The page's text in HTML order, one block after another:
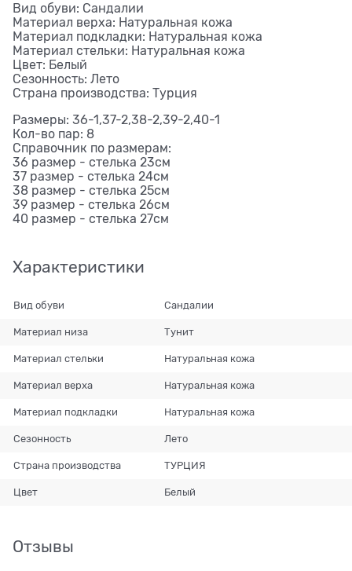
Вид обуви: Сандалии
Материал верха: Натуральная кожа
Материал подкладки: Натуральная кожа
Материал стельки: Натуральная кожа
Цвет: Белый
Сезонность: Лето
Страна производства: Турция
Размеры: 36-1,37-2,38-2,39-2,40-1
Кол-во пар: 8
Справочник по размерам:
36 размер - стелька 23см
37 размер - стелька 24см
38 размер - стелька 25см
39 размер - стелька 26см
40 размер - стелька 27см
Характеристики
Вид обуви Сандалии
Материал низа Тунит
Материал стельки Натуральная кожа
Материал верха Натуральная кожа
Материал подкладки Натуральная кожа
Сезонность Лето
Страна производства ТУРЦИЯ
Цвет Белый
Отзывы